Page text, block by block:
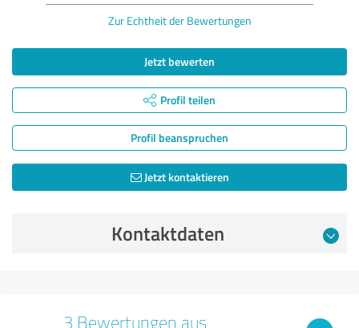
Zur Echtheit der Bewertungen
Jetzt bewerten
Profil teilen
Profil beanspruchen
Jetzt kontaktieren
Kontaktdaten
3 Bewertungen aus